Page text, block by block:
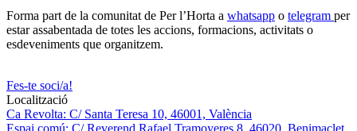
Forma part de la comunitat de Per l’Horta a whatsapp o telegram per
estar assabentada de totes les accions, formacions, activitats o
esdeveniments que organitzem.
Fes-te soci/a!
Localització
Ca Revolta: C/ Santa Teresa 10, 46001, València
Espai comú: C/ Reverend Rafael Tramoyeres 8, 46020, Benimaclet,